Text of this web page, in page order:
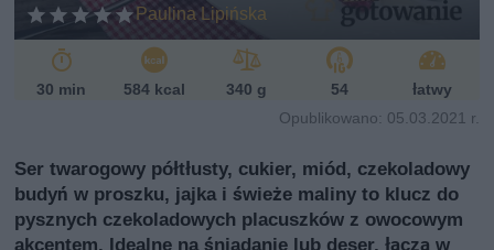
Paulina Lipińska
ń
30 min 584 kcal 340 g 54
łatwy
Opublikowano: 05.03.2021 r.
Ser twarogowy półtłusty, cukier, miód, czekoladowy
budyń w proszku, jajka i świeże maliny to klucz do
pysznych czekoladowych placuszków z owocowym
akcentem. Idealne na śniadanie lub deser, łączą w